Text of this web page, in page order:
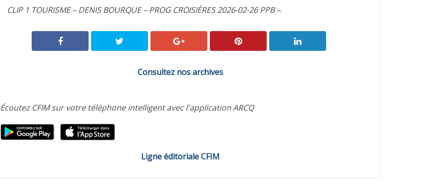
ou
CLIP 1 TOURISME – DENIS BOURQUE – PROG CROISIÈRES 2026-02-26 PPB –.
Consultez nos archives
Écoutez CFIM sur votre téléphone intelligent avec l'application ARCQ
Ligne éditoriale CFIM